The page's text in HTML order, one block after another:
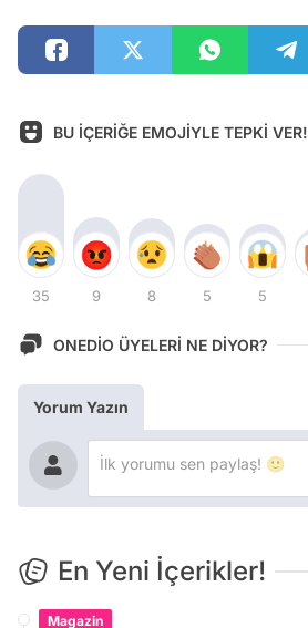
BU İÇERİĞE EMOJİYLE TEPKİ VER!
35 9 8 5 5
ONEDİO ÜYELERİ NE DİYOR?
Yorum Yazın
En Yeni İçerikler!
Magazin